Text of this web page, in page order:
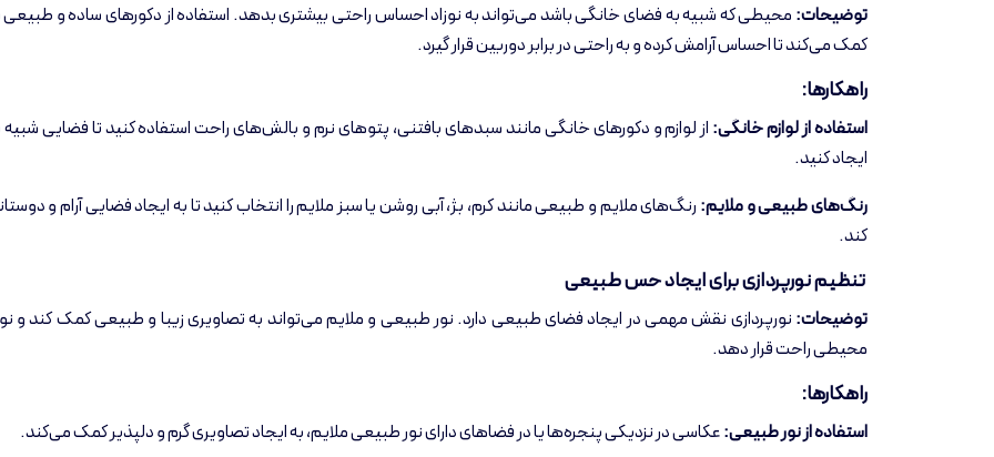
توضیحات: محیطی که شبیه به فضای خانگی باشد می‌تواند به نوزاد احساس راحتی بیشتری بدهد. استفاده از دکورهای ساده و طبیعی
کمک می‌کند تا احساس آرامش کرده و به راحتی در برابر دوربین قرار گیرد.
راهکارها:
استفاده از لوازم خانگی: از لوازم و دکورهای خانگی مانند سبدهای بافتنی، پتوهای نرم و بالش‌های راحت استفاده کنید تا فضایی شبیه
ایجاد کنید.
رنگ‌های طبیعی و ملایم: رنگ‌های ملایم و طبیعی مانند کرم، بژ، آبی روشن یا سبز ملایم را انتخاب کنید تا به ایجاد فضایی آرام و
کند.
تنظیم نورپردازی برای ایجاد حس طبیعی
توضیحات: نورپردازی نقش مهمی در ایجاد فضای طبیعی دارد. نور طبیعی و ملایم می‌تواند به تصاویری زیبا و طبیعی کمک کند و
محیطی راحت قرار دهد.
راهکارها:
استفاده از نور طبیعی:عکاسی در نزدیکی پنجره‌ها یا در فضاهای دارای نور طبیعی ملایم، به ایجاد تصاویری گرم و دلپذیر کمک می‌کند.